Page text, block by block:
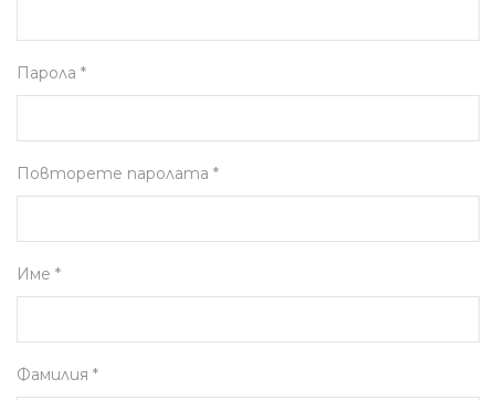
Парола *
Повторете паролата *
Име *
Фамилия *